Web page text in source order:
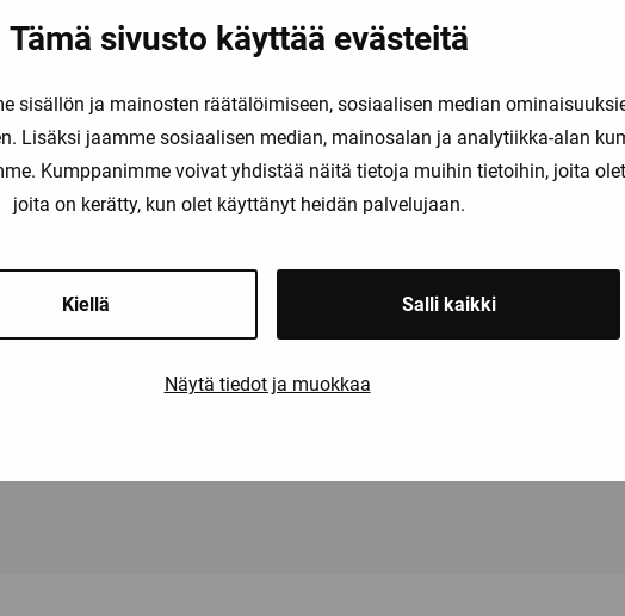
Tämä sivusto käyttää evästeitä
sisällön ja mainosten räätälöimiseen, sosiaalisen median
Lisäksi jaamme sosiaalisen median, mainosalan ja analytiikka-alan
Kumppanimme voivat yhdistää näitä tietoja muihin tietoihin, joita
joita on kerätty, kun olet käyttänyt heidän palvelujaan.
Kiellä Salli kaikki
Näytä tiedot ja muokkaa
samanaikainen anturivikailmaisu valittavissa.
kylmäpisteen kompensointi CJC.
3337 antaa hyvät mittausominaisuudet vaativissa EMC-
alueen ylityksen ja anturivikatapauksen lähtöarvot.
ja vääränapaiselta kytkennältä.
2,5 kVAC.
> 60 dB.
kytkimillä valittavissa yli 1000 tehdaskalibroitua mittausaluetta ja HART